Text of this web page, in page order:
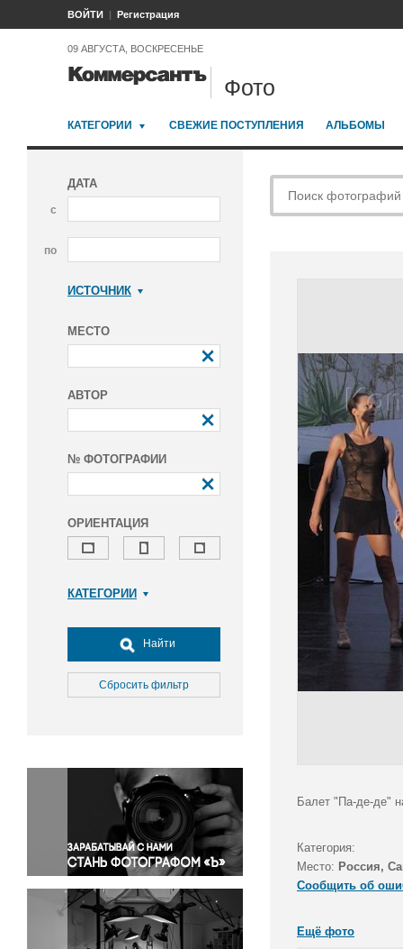
ВОЙТИ Регистрация
09 АВГУСТА, ВОСКРЕСЕНЬЕ
Фото
КАТЕГОРИИ СВЕЖИЕ ПОСТУПЛЕНИЯ АЛЬБОМЫ
ДАТА
с
по
ИСТОЧНИК
МЕСТО
АВТОР
№ ФОТОГРАФИИ
ОРИЕНТАЦИЯ
КАТЕГОРИИ
Досуг, туризм и отдых
Культура
Медицина
Окружающая среда
Политика
Правосудие
Происшествия и конфликты
Религия
Светская жизнь
Спорт
Экология
Найти
Сбросить фильтр
Балет "Па-де-де"
Категория:
Место: Россия,
Сообщить об
Ещё фото